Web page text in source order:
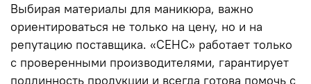
Выбирая материалы для маникюра, важно
ориентироваться не только на цену, но и на
репутацию поставщика. «СЕНС» работает только
с проверенными производителями, гарантирует
подлинность продукции и всегда готова помочь с